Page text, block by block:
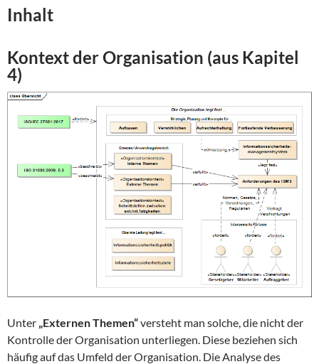
Inhalt
Kontext der Organisation (aus Kapitel
4)
Unter „Externen Themen“versteht man solche, die nicht der
Kontrolle der Organisation unterliegen. Diese beziehen sich
häufig auf das Umfeld der Organisation. Die Analyse des